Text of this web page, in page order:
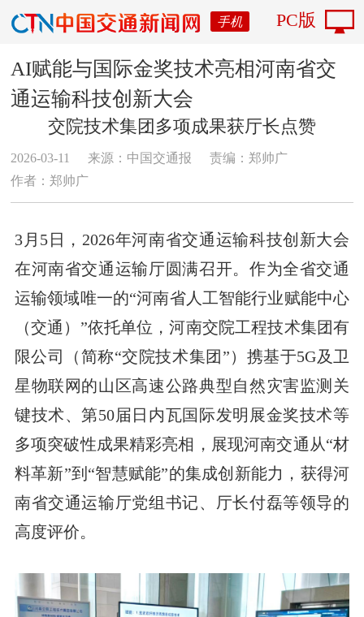
手机 PC版
AI赋能与国际金奖技术亮相河南省交
通运输科技创新大会
交院技术集团多项成果获厅长点赞
2026-03-11 来源：中国交通报
责编：郑帅广
作者：郑帅广
3月5日，2026年河南省交通运输科技创新大会
在河南省交通运输厅圆满召开。作为全省交通
运输领域唯一的“河南省人工智能行业赋能中心
（交通）”依托单位，河南交院工程技术集团有
限公司（简称“交院技术集团”）携基于5G及卫
星物联网的山区高速公路典型自然灾害监测关
键技术、第50届日内瓦国际发明展金奖技术等
多项突破性成果精彩亮相，展现河南交通从“材
料革新”到“智慧赋能”的集成创新能力，获得河
南省交通运输厅党组书记、厅长付磊等领导的
高度评价。